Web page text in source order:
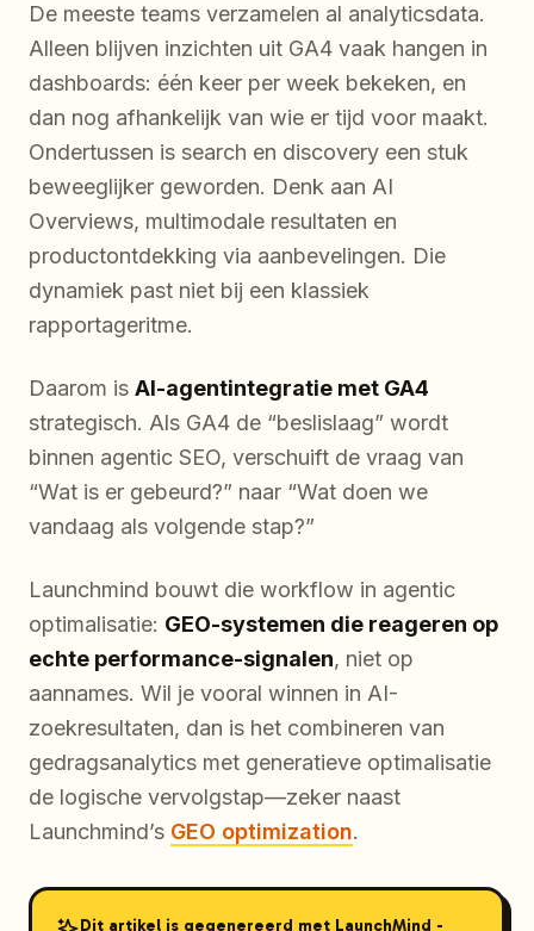
De meeste teams verzamelen al analyticsdata.
Alleen blijven inzichten uit GA4 vaak hangen in
dashboards: één keer per week bekeken, en
dan nog afhankelijk van wie er tijd voor maakt.
Ondertussen is search en discovery een stuk
beweeglijker geworden. Denk aan AI
Overviews, multimodale resultaten en
productontdekking via aanbevelingen. Die
dynamiek past niet bij een klassiek
rapportageritme.
Daarom is AI-agentintegratie met GA4
strategisch. Als GA4 de “beslislaag” wordt
binnen agentic SEO, verschuift de vraag van
“Wat is er gebeurd?” naar “Wat doen we
vandaag als volgende stap?”
Launchmind bouwt die workflow in agentic
optimalisatie: GEO-systemen die reageren op
echte performance-signalen, niet op
aannames. Wil je vooral winnen in AI-
zoekresultaten, dan is het combineren van
gedragsanalytics met generatieve optimalisatie
de logische vervolgstap—zeker naast
Launchmind’s GEO optimization.
Dit artikel is gegenereerd met LaunchMind -